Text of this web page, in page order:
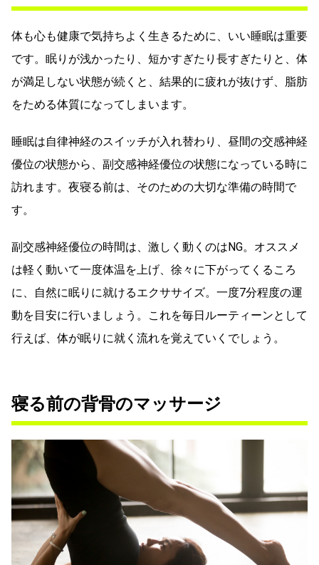
体も心も健康で気持ちよく生きるために、いい睡眠は重要
です。眠りが浅かったり、短かすぎたり長すぎたりと、体
が満足しない状態が続くと、結果的に疲れが抜けず、脂肪
をためる体質になってしまいます。
睡眠は自律神経のスイッチが入れ替わり、昼間の交感神経
優位の状態から、副交感神経優位の状態になっている時に
訪れます。夜寝る前は、そのための大切な準備の時間で
す。
副交感神経優位の時間は、激しく動くのはNG。オススメ
は軽く動いて一度体温を上げ、徐々に下がってくるころ
に、自然に眠りに就けるエクササイズ。一度7分程度の運
動を目安に行いましょう。これを毎日ルーティーンとして
行えば、体が眠りに就く流れを覚えていくでしょう。
寝る前の背骨のマッサージ